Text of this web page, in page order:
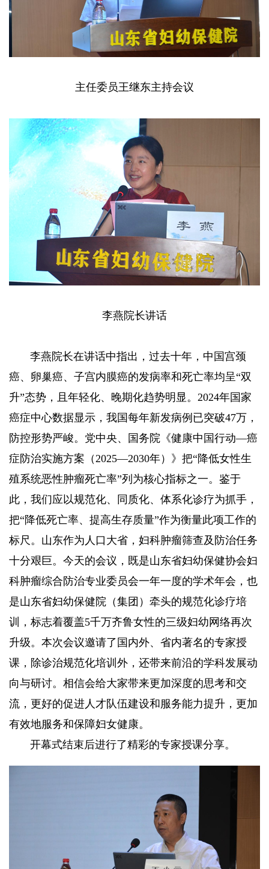
主任委员王继东主持会议
李燕院长讲话
李燕院长在讲话中指出，过去十年，中国宫颈
癌、卵巢癌、子宫内膜癌的发病率和死亡率均呈“双
升”态势，且年轻化、晚期化趋势明显。2024年国家
癌症中心数据显示，我国每年新发病例已突破47万，
防控形势严峻。党中央、国务院《健康中国行动—癌
症防治实施方案（2025—2030年）》把“降低女性生
殖系统恶性肿瘤死亡率”列为核心指标之一。鉴于
此，我们应以规范化、同质化、体系化诊疗为抓手，
把“降低死亡率、提高生存质量”作为衡量此项工作的
标尺。山东作为人口大省，妇科肿瘤筛查及防治任务
十分艰巨。今天的会议，既是山东省妇幼保健协会妇
科肿瘤综合防治专业委员会一年一度的学术年会，也
是山东省妇幼保健院（集团）牵头的规范化诊疗培
训，标志着覆盖5千万齐鲁女性的三级妇幼网络再次
升级。本次会议邀请了国内外、省内著名的专家授
课，除诊治规范化培训外，还带来前沿的学科发展动
向与研讨。相信会给大家带来更加深度的思考和交
流，更好的促进人才队伍建设和服务能力提升，更加
有效地服务和保障妇女健康。
开幕式结束后进行了精彩的专家授课分享。